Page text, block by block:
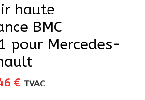
haute
BMC
pour Mercedes-
€Le
TVAC